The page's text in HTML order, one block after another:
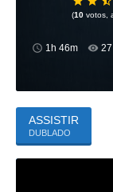
(10 votos,
1h 46m
ASSISTIR
DUBLADO